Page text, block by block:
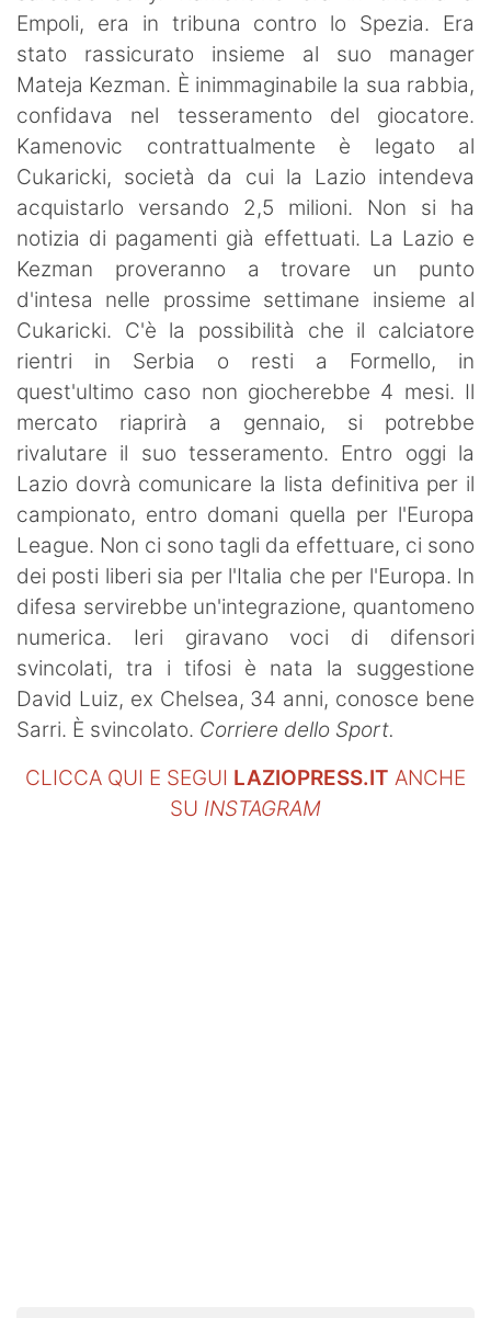
Empoli, era in tribuna contro lo Spezia. Era
stato rassicurato insieme al suo manager
Mateja Kezman. È inimmaginabile la sua rabbia,
confidava nel tesseramento del giocatore.
Kamenovic contrattualmente è legato al
Cukaricki, società da cui la Lazio intendeva
acquistarlo versando 2,5 milioni. Non si ha
notizia di pagamenti già effettuati. La Lazio e
Kezman proveranno a trovare un punto
d'intesa nelle prossime settimane insieme al
Cukaricki. C'è la possibilità che il calciatore
rientri in Serbia o resti a Formello, in
quest'ultimo caso non giocherebbe 4 mesi. Il
mercato riaprirà a gennaio, si potrebbe
rivalutare il suo tesseramento. Entro oggi la
Lazio dovrà comunicare la lista definitiva per il
campionato, entro domani quella per l'Europa
League. Non ci sono tagli da effettuare, ci sono
dei posti liberi sia per l'Italia che per l'Europa. In
difesa servirebbe un'integrazione, quantomeno
numerica. Ieri giravano voci di difensori
svincolati, tra i tifosi è nata la suggestione
David Luiz, ex Chelsea, 34 anni, conosce bene
Sarri. È svincolato. Corriere dello Sport.
CLICCA QUI E SEGUI LAZIOPRESS.IT ANCHE
SU INSTAGRAM